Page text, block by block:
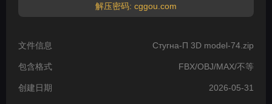
解压密码: cggou.com
文件信息 Стугна-П 3D model-74.zip
包含格式 FBX/OBJ/MAX/不等
创建日期 2026-05-31